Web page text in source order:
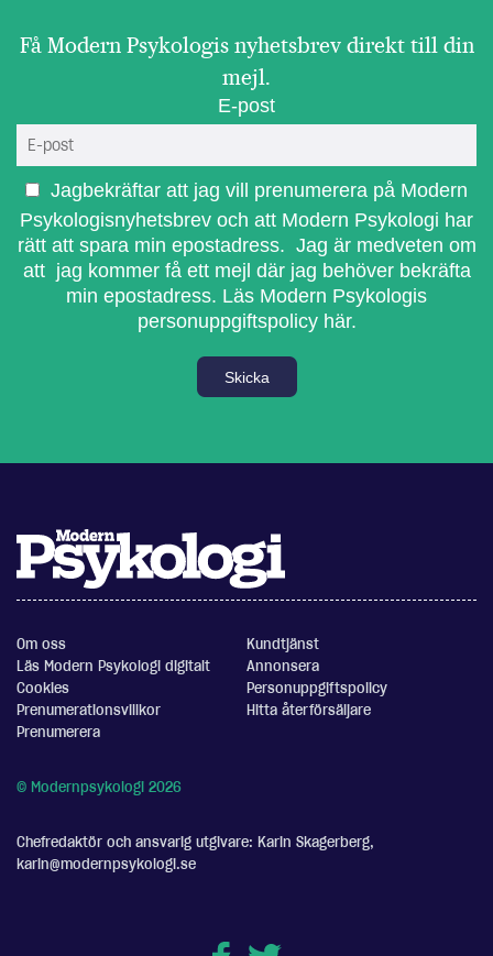
Få Modern Psykologis nyhetsbrev direkt till din
mejl.
E-post
Jagbekräftar att jag vill prenumerera på Modern
Psykologisnyhetsbrev och att Modern Psykologi har
rätt att spara min epostadress. Jag är medveten om
att jag kommer få ett mejl där jag behöver bekräfta
min epostadress. Läs Modern Psykologis
personuppgiftspolicy här.
Skicka
Om oss
Kundtjänst
Läs Modern Psykologi digitalt
Annonsera
Cookies
Personuppgiftspolicy
Prenumerationsvillkor
Hitta återförsäljare
Prenumerera
© Modernpsykologi 2026
Chefredaktör och ansvarig utgivare: Karin Skagerberg,
karin@modernpsykologi.se